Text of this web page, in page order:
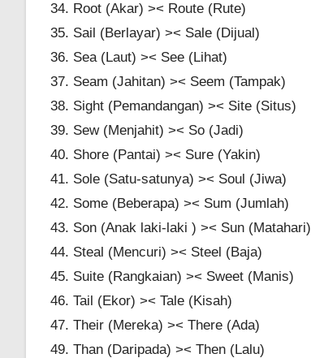
34. Root (Akar) >< Route (Rute)
35. Sail (Berlayar) >< Sale (Dijual)
36. Sea (Laut) >< See (Lihat)
37. Seam (Jahitan) >< Seem (Tampak)
38. Sight (Pemandangan) >< Site (Situs)
39. Sew (Menjahit) >< So (Jadi)
40. Shore (Pantai) >< Sure (Yakin)
41. Sole (Satu-satunya) >< Soul (Jiwa)
42. Some (Beberapa) >< Sum (Jumlah)
43. Son (Anak laki-laki ) >< Sun (Matahari)
44. Steal (Mencuri) >< Steel (Baja)
45. Suite (Rangkaian) >< Sweet (Manis)
46. Tail (Ekor) >< Tale (Kisah)
47. Their (Mereka) >< There (Ada)
49. Than (Daripada) >< Then (Lalu)